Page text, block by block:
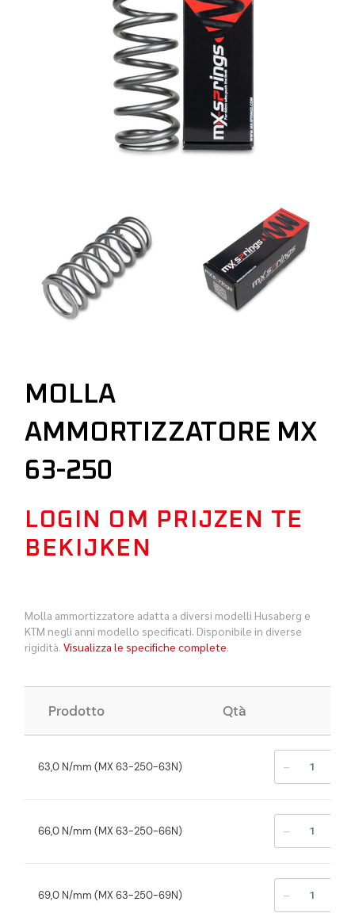
MOLLA
AMMORTIZZATORE MX
63-250
LOGIN OM PRIJZEN TE
BEKIJKEN
Molla ammortizzatore adatta a diversi modelli Husaberg e
KTM negli anni modello specificati. Disponibile in diverse
rigidità.Visualizza le specifiche complete.
Prodotto Qtà
63,0 N/mm (MX 63-250-63N) -
66,0 N/mm (MX 63-250-66N) -
69,0 N/mm (MX 63-250-69N) -